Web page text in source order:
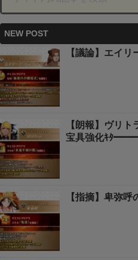
NEW POST
【議論】エイリ
【朗報】ヴリ
宝具強化ｷﾀ
【指摘】卑弥